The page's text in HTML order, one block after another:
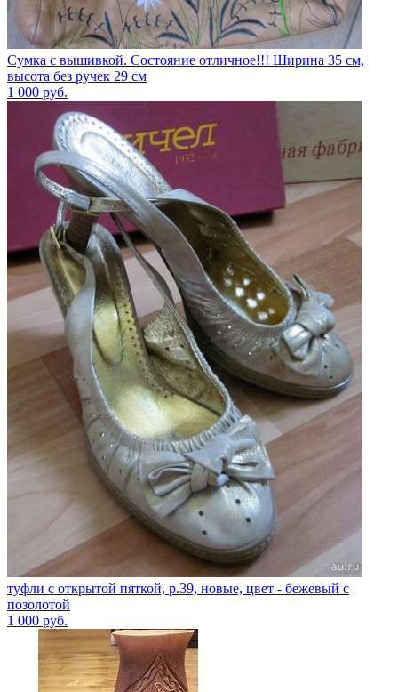
Сумка с вышивкой. Состояние отличное!!! Ширина 35 см,
высота без ручек 29 см
1 000 руб.
туфли с открытой пяткой, р.39, новые, цвет - бежевый с
позолотой
1 000 руб.